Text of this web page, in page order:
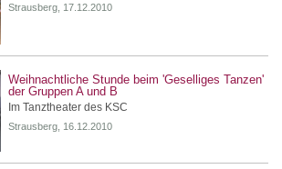
Strausberg, 17.12.2010
Weihnachtliche Stunde beim 'Geselliges Tanzen'
der Gruppen A und B
Im Tanztheater des KSC
Strausberg, 16.12.2010